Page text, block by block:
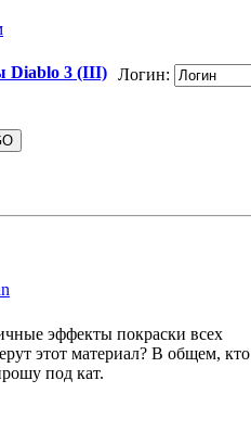
Diablo 3 (III) Логин:
эффекты покраски всех
этот материал? В общем, кто
под кат.